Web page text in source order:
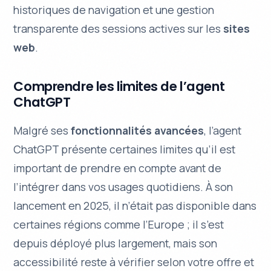
historiques de navigation et une gestion
transparente des sessions actives sur les sites
web.
Comprendre les limites de l’agent
ChatGPT
Malgré sesfonctionnalités avancées, l’agent
ChatGPT présente certaines limites qu’il est
important de prendre en compte avant de
l’intégrer dans vos usages quotidiens. À son
lancement en 2025, il n’était pas disponible dans
certaines régions comme l’Europe ; il s’est
depuis déployé plus largement, mais son
accessibilité reste à vérifier selon votre offre et